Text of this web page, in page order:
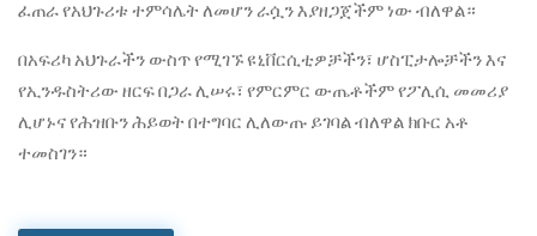
ፈጠራ የአህጉሪቱ ተምሳሌት ለመሆን ራሷን እያዘጋጀችም ነው ብለዋል።
በአፍሪካ አህጉራችን ውስጥ የሚገኙ ዩኒቨርሲቲዎቻችን፣ ሆስፒታሎቻችን እና
የኢንዱስትሪው ዘርፍ በጋራ ሊሠሩ፣ የምርምር ውጤቶችም የፖሊሲ መመሪያ
ሊሆኑና የሕዝቡን ሕይወት በተግባር ሊለውጡ ይገባል ብለዋል ክቡር አቶ
ተመስገን።